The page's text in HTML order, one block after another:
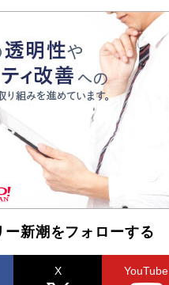
ー新潮をフォローする
X YouTube